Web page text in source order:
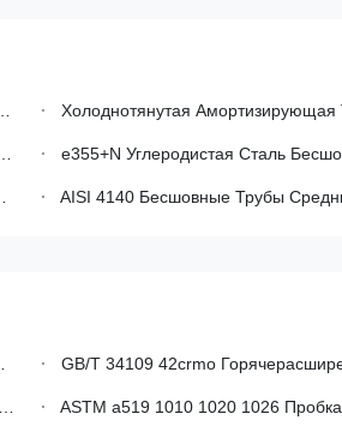
Холоднотянутая Амортизирующая Трубка С Высокой Точностью
e355+N Углеродистая Сталь Бесшовная Полая Штанга Холоднонатянутая
AISI 4140 Бесшовные Трубы Средний Углеродный Сплав
GB/T 34109 42crmo Горячерасширенная Цепная Стальная Труба Для
ASTM a519 1010 1020 1026 Пробка Безшовной Стали SRA